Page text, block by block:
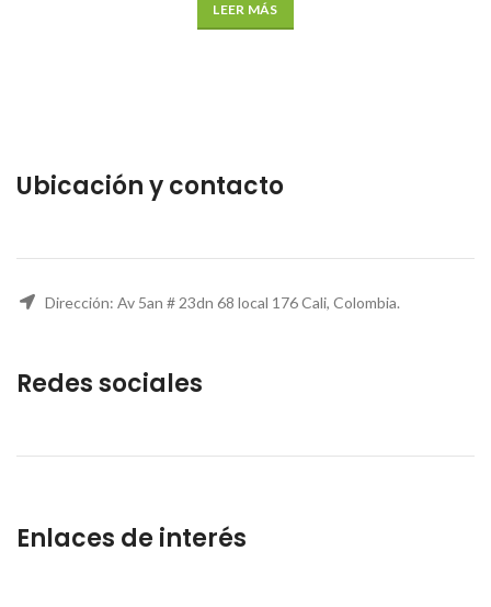
LEER MÁS
Ubicación y contacto
Dirección: Av 5an # 23dn 68 local 176 Cali, Colombia.
Redes sociales
Enlaces de interés